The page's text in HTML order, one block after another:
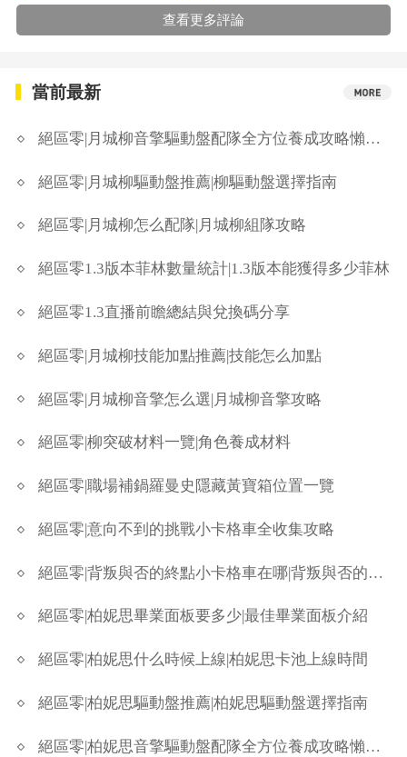
查看更多評論
當前最新
絕區零|月城柳音擎驅動盤配隊全方位養成攻略懶人包
絕區零|月城柳驅動盤推薦|柳驅動盤選擇指南
絕區零|月城柳怎么配隊|月城柳組隊攻略
絕區零1.3版本菲林數量統計|1.3版本能獲得多少菲林
絕區零1.3直播前瞻總結與兌換碼分享
絕區零|月城柳技能加點推薦|技能怎么加點
絕區零|月城柳音擎怎么選|月城柳音擎攻略
絕區零|柳突破材料一覽|角色養成材料
絕區零|職場補鍋羅曼史隱藏黃寶箱位置一覽
絕區零|意向不到的挑戰小卡格車全收集攻略
絕區零|背叛與否的終點小卡格車在哪|背叛與否的終點小卡格車全收集
絕區零|柏妮思畢業面板要多少|最佳畢業面板介紹
絕區零|柏妮思什么時候上線|柏妮思卡池上線時間
絕區零|柏妮思驅動盤推薦|柏妮思驅動盤選擇指南
絕區零|柏妮思音擎驅動盤配隊全方位養成攻略懶人包